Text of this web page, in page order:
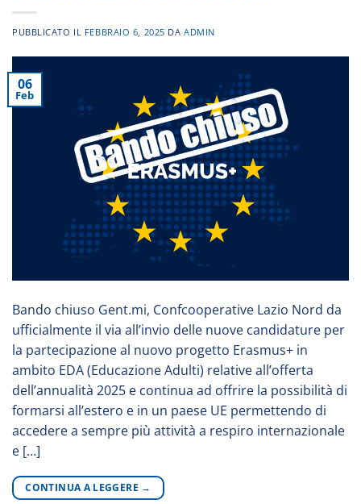
PUBBLICATO IL FEBBRAIO 6, 2025 DAADMIN
06
Feb
Bando chiuso Gent.mi, Confcooperative Lazio Nord da
ufficialmente il via all’invio delle nuove candidature per
la partecipazione al nuovo progetto Erasmus+ in
ambito EDA (Educazione Adulti) relative all’offerta
dell’annualità 2025 e continua ad offrire la possibilità di
formarsi all’estero e in un paese UE permettendo di
accedere a sempre più attività a respiro internazionale
e […]
CONTINUA A LEGGERE →